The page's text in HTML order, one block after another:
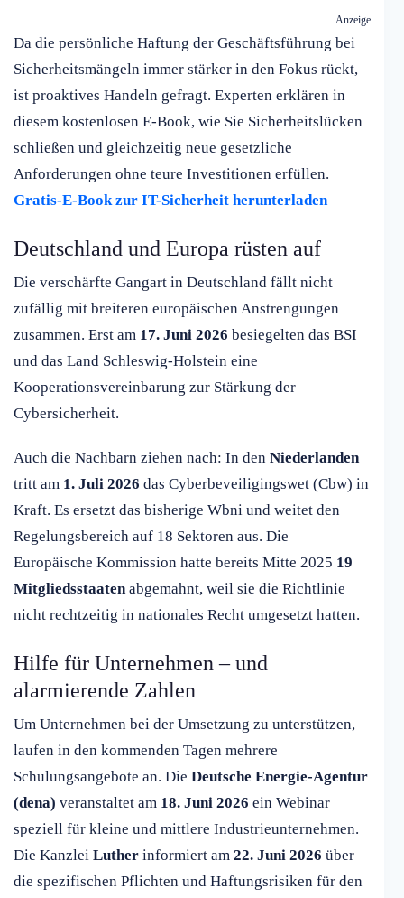
Anzeige
Da die persönliche Haftung der Geschäftsführung bei
Sicherheitsmängeln immer stärker in den Fokus rückt,
ist proaktives Handeln gefragt. Experten erklären in
diesem kostenlosen E-Book, wie Sie Sicherheitslücken
schließen und gleichzeitig neue gesetzliche
Anforderungen ohne teure Investitionen erfüllen.
Gratis-E-Book zur IT-Sicherheit herunterladen
Deutschland und Europa rüsten auf
Die verschärfte Gangart in Deutschland fällt nicht
zufällig mit breiteren europäischen Anstrengungen
zusammen. Erst am 17. Juni 2026 besiegelten das BSI
und das Land Schleswig-Holstein eine
Kooperationsvereinbarung zur Stärkung der
Cybersicherheit.
Auch die Nachbarn ziehen nach: In den Niederlanden
tritt am 1. Juli 2026 das Cyberbeveiligingswet (Cbw) in
Kraft. Es ersetzt das bisherige Wbni und weitet den
Regelungsbereich auf 18 Sektoren aus. Die
Europäische Kommission hatte bereits Mitte 2025 19
Mitgliedsstaatenabgemahnt, weil sie die Richtlinie
nicht rechtzeitig in nationales Recht umgesetzt hatten.
Hilfe für Unternehmen – und
alarmierende Zahlen
Um Unternehmen bei der Umsetzung zu unterstützen,
laufen in den kommenden Tagen mehrere
Schulungsangebote an. Die Deutsche Energie-Agentur
(dena) veranstaltet am 18. Juni 2026 ein Webinar
speziell für kleine und mittlere Industrieunternehmen.
Die Kanzlei Luther informiert am 22. Juni 2026 über
die spezifischen Pflichten und Haftungsrisiken für den